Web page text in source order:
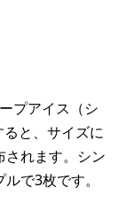
プアイス（シ
と、サイズに
されます。シン
で3枚です。